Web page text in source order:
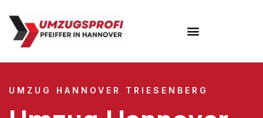
UMZUG HANNOVER TRIESENBERG